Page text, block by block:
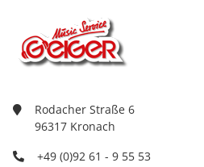
Rodacher Straße 6
96317 Kronach
+49 (0)92 61 - 9 55 53